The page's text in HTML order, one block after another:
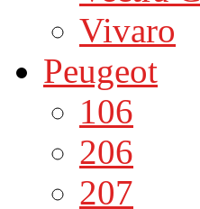
Vivaro
Peugeot
106
206
207